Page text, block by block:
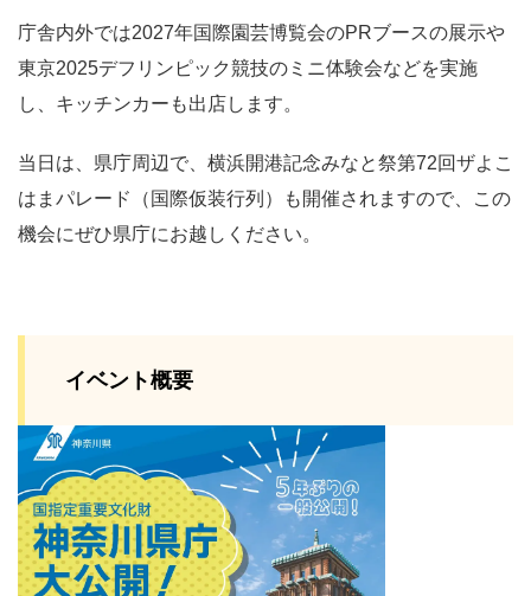
庁舎内外では2027年国際園芸博覧会のPRブースの展示や
東京2025デフリンピック競技のミニ体験会などを実施
し、キッチンカーも出店します。
当日は、県庁周辺で、横浜開港記念みなと祭第72回ザよこ
はまパレード（国際仮装行列）も開催されますので、この
機会にぜひ県庁にお越しください。
イベント概要